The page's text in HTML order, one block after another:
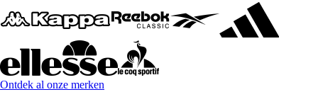
Ontdek al onze merken